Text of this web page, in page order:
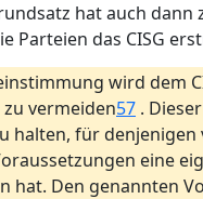
hat auch
Parteien das CISG
wird dem
vermeiden57 .
halten, für denjenigen
eine
hat. Den genannten